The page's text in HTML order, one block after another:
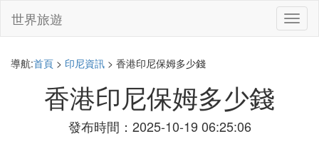
切
換
世界旅遊
導航:首頁 > 印尼資訊 > 香港印尼保姆多少錢
香港印尼保姆多少錢
發布時間：2025-10-19 06:25:06